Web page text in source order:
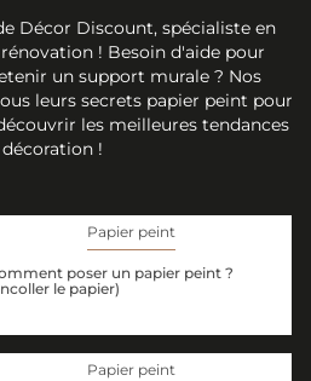
Décor Discount, spécialiste en
! Besoin d'aide pour
un support murale ? Nos
leurs secrets papier peint pour
les meilleures tendances
!
Papier peint
poser un papier peint ?
le papier)
Papier peint